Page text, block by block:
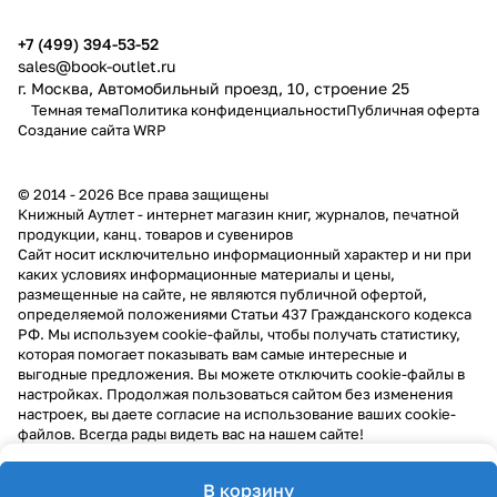
В корзину
+7 (499) 394-53-52
sales@book-outlet.ru
г. Москва, Автомобильный проезд, 10, строение 25
Темная темаПолитика конфиденциальностиПубличная оферта
Создание сайтаWRP
© 2014 - 2026 Все права защищены
Книжный Аутлет - интернет магазин книг, журналов, печатной
продукции, канц. товаров и сувениров
Cайт носит исключительно информационный характер и ни при
каких условиях информационные материалы и цены,
размещенные на сайте, не являются публичной офертой,
определяемой положениями Статьи 437 Гражданского кодекса
РФ. Мы используем cookie-файлы, чтобы получать статистику,
которая помогает показывать вам самые интересные и
выгодные предложения. Вы можете отключить cookie-файлы в
настройках. Продолжая пользоваться сайтом без изменения
настроек, вы даете согласие на использование ваших cookie-
файлов. Всегда рады видеть вас на нашем сайте!